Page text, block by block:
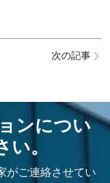
次の記事
ンについ
い。
がご連絡させてい